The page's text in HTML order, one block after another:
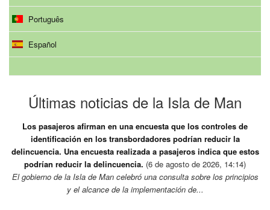
Português
Español
Últimas noticias de la Isla de Man
Los pasajeros afirman en una encuesta que los controles de
identificación en los transbordadores podrían reducir la
delincuencia. Una encuesta realizada a pasajeros indica que estos
podrían reducir la delincuencia. (6 de agosto de 2026, 14:14)
El gobierno de la Isla de Man celebró una consulta sobre los principios
y el alcance de la implementación de...